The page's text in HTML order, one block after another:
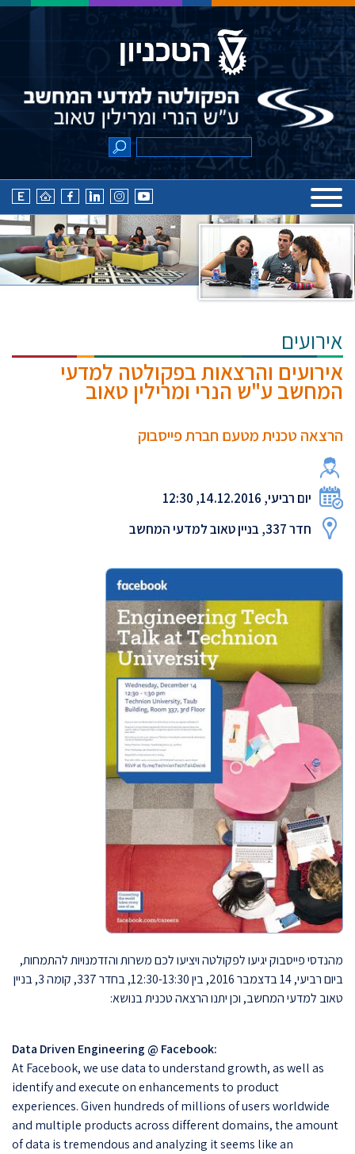
אירועים
אירועים והרצאות בפקולטה למדעי
המחשב ע"ש הנרי ומרילין טאוב
הרצאה טכנית מטעם חברת פייסבוק
יום רביעי, 14.12.2016, 12:30
חדר 337, בניין טאוב למדעי המחשב
מהנדסי פייסבוק יגיעו לפקולטה ויציעו לכם משרות והזדמנויות להתמחות,
ביום רביעי, 14 בדצמבר 2016, בין 12:30-13:30, בחדר 337, קומה 3, בניין
טאוב למדעי המחשב, וכן יתנו הרצאה טכנית בנושא:
Data Driven Engineering @ Facebook:
At Facebook, we use data to understand growth, as well as
identify and execute on enhancements to product
experiences. Given hundreds of millions of users worldwide
and multiple products across different domains, the amount
of data is tremendous and analyzing it seems like an